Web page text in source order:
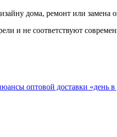
дома, ремонт или
и не соответствуют
оптовой доставки «день в